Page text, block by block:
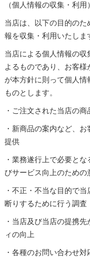
（個人情報の収集・利用）
当店は、以下の目的の
報を収集・利用いたしま
当店による個人情報の
よるものであり、お客
が本方針に則って個人
ものとします。
・ご注文された当店の
・新商品の案内など、
提供
・業務遂行上で必要と
びサービス向上のための
・不正・不当な目的で
断りするために行う調査
・当店及び当店の提携
ィの向上
・各種のお問い合わせ対